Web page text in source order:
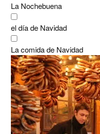
La Nochebuena
el día de Navidad
La comida de Navidad